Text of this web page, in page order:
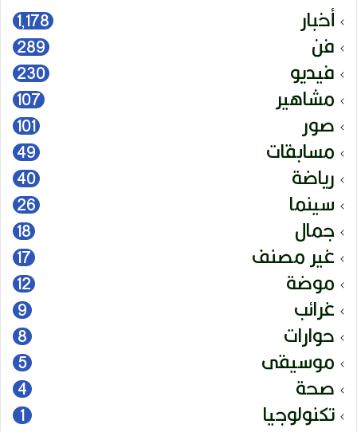
أخبار 1٬178
فن 289
فيديو 230
مشاهير 107
صور 101
مسابقات 49
رياضة 40
سينما 26
جمال 18
غير مصنف 17
موضة 12
غرائب 9
حوارات 8
موسيقى 5
صحة 4
تكنولوجيا 1